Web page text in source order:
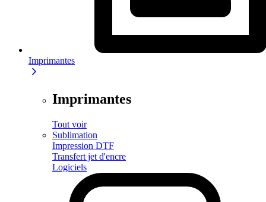
Imprimantes
Imprimantes
Tout voir
Sublimation
Impression DTF
Transfert jet d'encre
Logiciels